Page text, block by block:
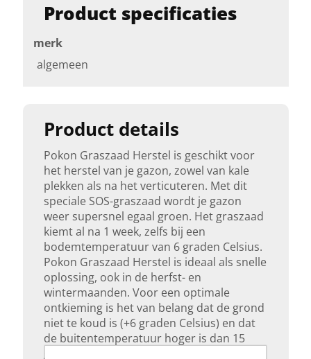
Product details
Pokon Graszaad Herstel is geschikt voor
het herstel van je gazon, zowel van kale
plekken als na het verticuteren. Met dit
speciale SOS-graszaad wordt je gazon
weer supersnel egaal groen. Het graszaad
kiemt al na 1 week, zelfs bij een
bodemtemperatuur van 6 graden Celsius.
Pokon Graszaad Herstel is ideaal als snelle
oplossing, ook in de herfst- en
wintermaanden. Voor een optimale
ontkieming is het van belang dat de grond
niet te koud is (+6 graden Celsius) en dat
de buitentemperatuur hoger is dan 15
Product specificaties
merk
algemeen